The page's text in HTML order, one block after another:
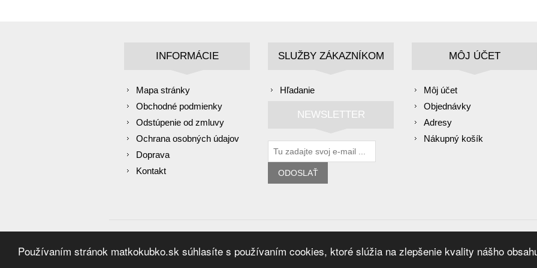
Používaním stránok matkokubko.sk súhlasíte s používaním cookies, ktoré slúžia na zlepšenie kvality nášho
INFORMÁCIE
Mapa stránky
Obchodné podmienky
Odstúpenie od zmluvy
Ochrana osobných údajov
Doprava
Kontakt
SLUŽBY ZÁKAZNÍKOM
Hľadanie
NEWSLETTER
ODOSLAŤ
MÔJ ÚČET
Môj účet
Objednávky
Adresy
Nákupný košík